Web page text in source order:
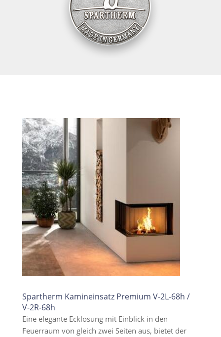
Spartherm Kamineinsatz Premium V-2L-68h /
V-2R-68h
Eine elegante Ecklösung mit Einblick in den
Feuerraum von gleich zwei Seiten aus, bietet der